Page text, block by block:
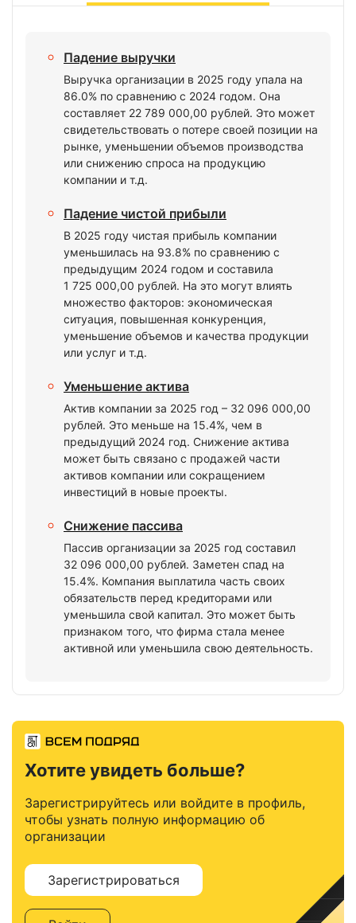
Падение выручки
Выручка организации в 2025 году упала на
86.0% по сравнению с 2024 годом. Она
составляет 22 789 000,00 рублей. Это может
свидетельствовать о потере своей позиции на
рынке, уменьшении объемов производства
или снижению спроса на продукцию
компании и т.д.
Падение чистой прибыли
В 2025 году чистая прибыль компании
уменьшилась на 93.8% по сравнению с
предыдущим 2024 годом и составила
1 725 000,00 рублей. На это могут влиять
множество факторов: экономическая
ситуация, повышенная конкуренция,
уменьшение объемов и качества продукции
или услуг и т.д.
Уменьшение актива
Актив компании за 2025 год – 32 096 000,00
рублей. Это меньше на 15.4%, чем в
предыдущий 2024 год. Снижение актива
может быть связано с продажей части
активов компании или сокращением
инвестиций в новые проекты.
Снижение пассива
Пассив организации за 2025 год составил
32 096 000,00 рублей. Заметен спад на
15.4%. Компания выплатила часть своих
обязательств перед кредиторами или
уменьшила свой капитал. Это может быть
признаком того, что фирма стала менее
активной или уменьшила свою деятельность.
Хотите увидеть больше?
Зарегистрируйтесь или войдите в профиль,
чтобы узнать полную информацию об
организации
Зарегистрироваться